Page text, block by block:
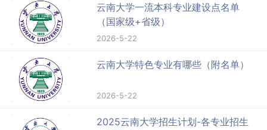
云南大学一流本科专业建设点名单
（国家级+省级）
2026-5-22
云南大学特色专业有哪些（附名单）
2026-5-22
2025云南大学招生计划-各专业招生